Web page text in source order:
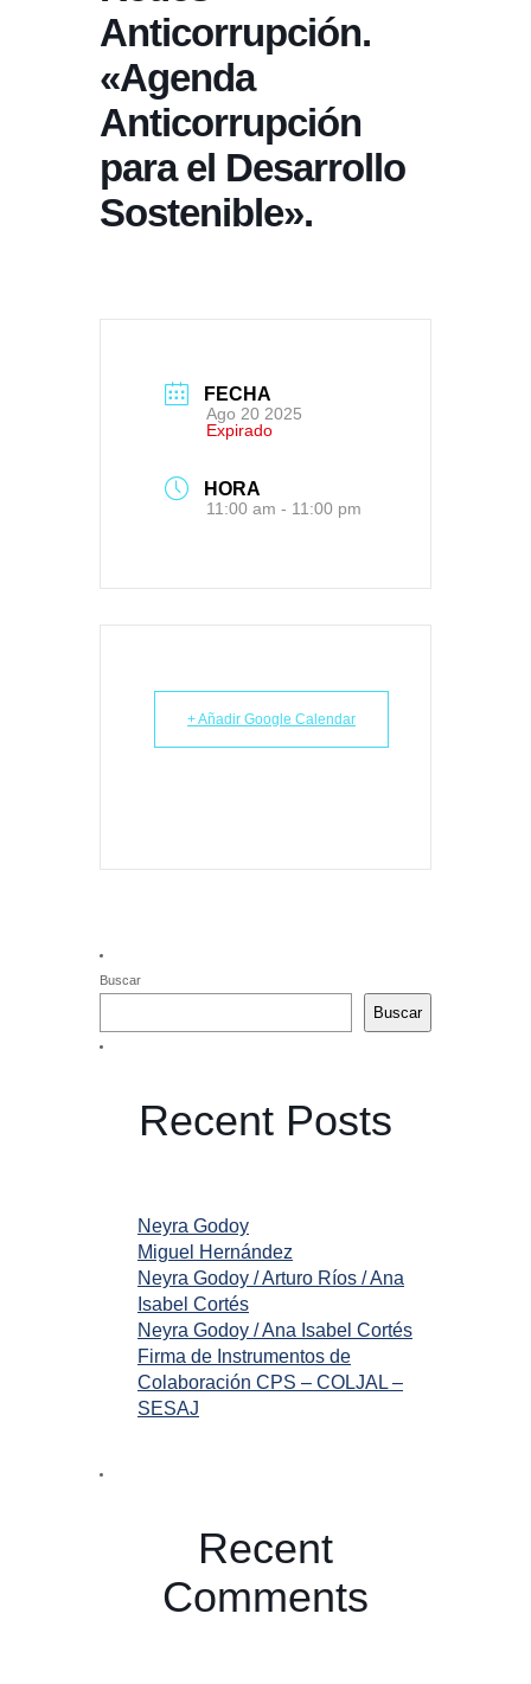
Anticorrupción.
«Agenda
Anticorrupción
para el Desarrollo
Sostenible».
FECHA
Ago 20 2025
Expirado
HORA
11:00 am - 11:00 pm
+ Añadir Google Calendar
Buscar
Buscar
Recent Posts
Neyra Godoy
Miguel Hernández
Neyra Godoy / Arturo Ríos / Ana
Isabel Cortés
Neyra Godoy / Ana Isabel Cortés
Firma de Instrumentos de
Colaboración CPS – COLJAL –
SESAJ
Recent
Comments